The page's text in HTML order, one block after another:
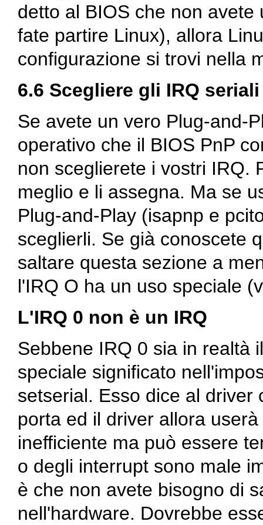
detto al BIOS che non
fate partire Linux), allora
configurazione si trovi nella
6.6 Scegliere gli IRQ seriali
Se avete un vero Plug-and-
operativo che il BIOS PnP
non sceglierete i vostri IRQ.
meglio e li assegna. Ma se
Plug-and-Play (isapnp e
sceglierli. Se già conoscete
saltare questa sezione a
l'IRQ O ha un uso speciale
L'IRQ 0 non è un IRQ
Sebbene IRQ 0 sia in realtà
speciale significato
setserial. Esso dice al
porta ed il driver allora
inefficiente ma può essere
o degli interrupt sono male
è che non avete bisogno di
nell'hardware. Dovrebbe